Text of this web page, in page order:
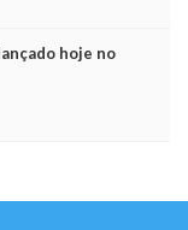
hoje no